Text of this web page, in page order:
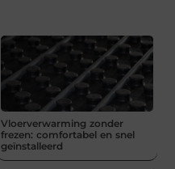
Vloerverwarming zonder
frezen: comfortabel en snel
geïnstalleerd